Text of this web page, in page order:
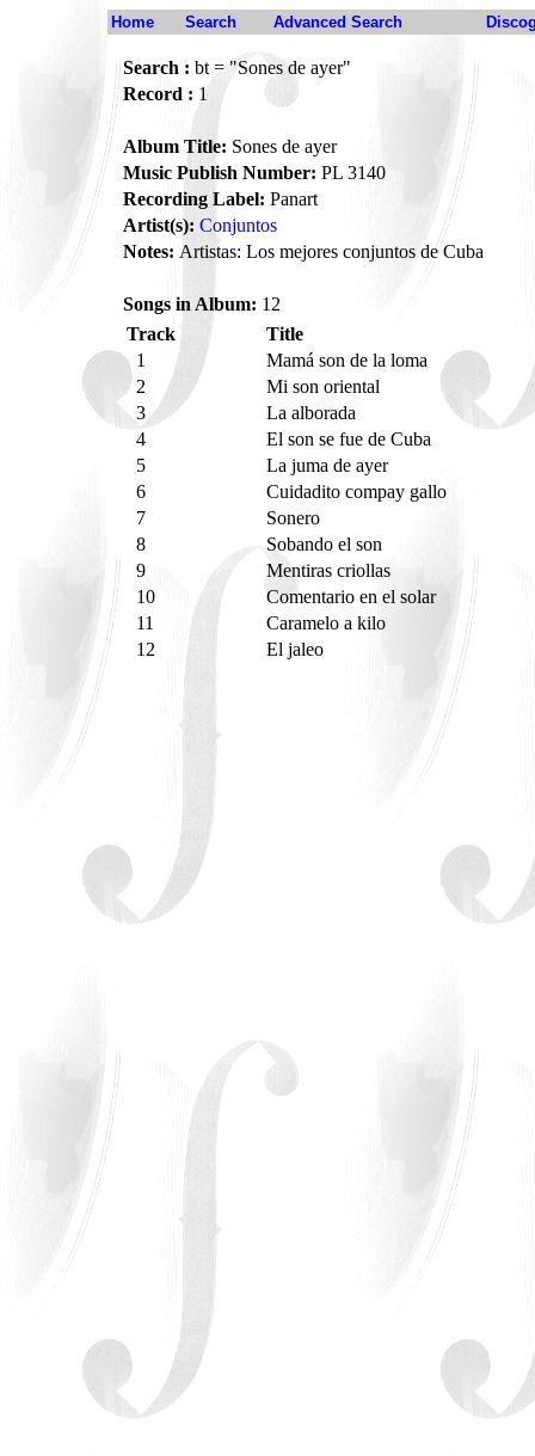
Home Search Advanced Search
Search : bt = "Sones de ayer"
Record : 1
Album Title: Sones de ayer
Music Publish Number: PL 3140
Recording Label: Panart
Artist(s): Conjuntos
Notes: Artistas: Los mejores conjuntos de Cuba
Songs in Album: 12
Track
Title
1
Mamá son de la loma
2
Mi son oriental
3
La alborada
4
El son se fue de Cuba
5
La juma de ayer
6
Cuidadito compay gallo
7
Sonero
8
Sobando el son
9
Mentiras criollas
10
Comentario en el solar
11
Caramelo a kilo
12
El jaleo